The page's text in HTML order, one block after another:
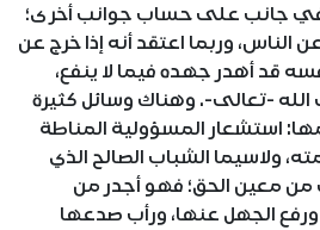
جانب على حساب جوانب أخرى؛
الناس، وربما اعتقد أنه إذا خرج عن
قد أهدر جهده فيما لا ينفع،
-تعالى-. وهناك وسائل كثيرة
استشعار المسؤولية المناطة
ولاسيما الشباب الصالح الذي
من معين الحق؛ فهو أجدر من
الجهل عنها، ورأب صدعها